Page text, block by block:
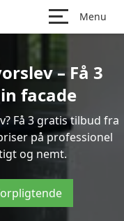
Menu
– Få 3
facade
Få 3 gratis tilbud fra
på professionel
og nemt.